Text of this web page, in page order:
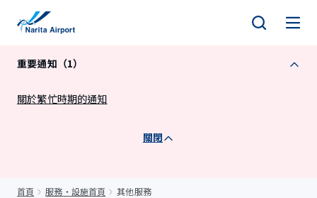
重要通知（1）
關於繁忙時期的通知
關閉
首頁 服務・設施首頁 其他服務